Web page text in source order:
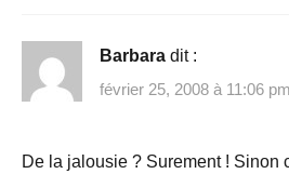
Barbara dit :
février 25, 2008 à 11:06 pm
De la jalousie ? Surement ! Sinon